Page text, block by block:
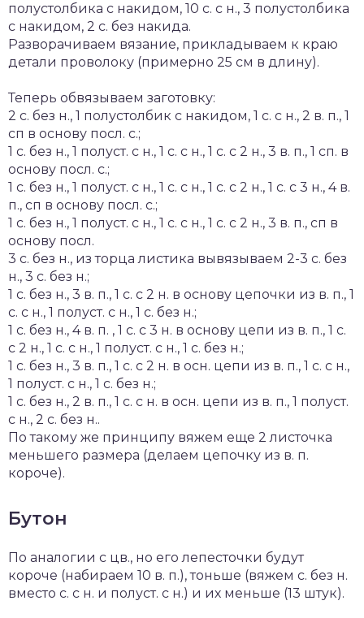
полустолбика с накидом, 10 с. с н., 3 полустолбика
с накидом, 2 с. без накида.
Разворачиваем вязание, прикладываем к краю
детали проволоку (примерно 25 см в длину).
Теперь обвязываем заготовку:
2 с. без н., 1 полустолбик с накидом, 1 с. с н., 2 в. п., 1
сп в основу посл. с.;
1 с. без н., 1 полуст. с н., 1 с. с н., 1 с. с 2 н., 3 в. п., 1 сп. в
основу посл. с.;
1 с. без н., 1 полуст. с н., 1 с. с н., 1 с. с 2 н., 1 с. с 3 н., 4 в.
п., сп в основу посл. с.;
1 с. без н., 1 полуст. с н., 1 с. с н., 1 с. с 2 н., 3 в. п., сп в
основу посл.
3 с. без н., из торца листика вывязываем 2-3 с. без
н., 3 с. без н.;
1 с. без н., 3 в. п., 1 с. с 2 н. в основу цепочки из в. п., 1
с. с н., 1 полуст. с н., 1 с. без н.;
1 с. без н., 4 в. п. , 1 с. с 3 н. в основу цепи из в. п., 1 с.
с 2 н., 1 с. с н., 1 полуст. с н., 1 с. без н.;
1 с. без н., 3 в. п., 1 с. с 2 н. в осн. цепи из в. п., 1 с. с н.,
1 полуст. с н., 1 с. без н.;
1 с. без н., 2 в. п., 1 с. с н. в осн. цепи из в. п., 1 полуст.
с н., 2 с. без н..
По такому же принципу вяжем еще 2 листочка
меньшего размера (делаем цепочку из в. п.
короче).
Бутон
По аналогии с цв., но его лепесточки будут
короче (набираем 10 в. п.), тоньше (вяжем с. без н.
вместо с. с н. и полуст. с н.) и их меньше (13 штук).